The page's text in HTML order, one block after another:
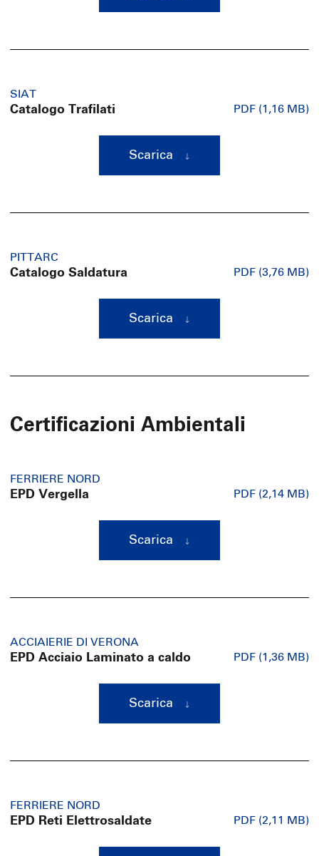
SIAT
Catalogo Trafilati PDF (1,16 MB)
Scarica
PITTARC
Catalogo Saldatura PDF (3,76 MB)
Scarica
Certificazioni Ambientali
FERRIERE NORD
EPD Vergella PDF (2,14 MB)
Scarica
ACCIAIERIE DI VERONA
EPD Acciaio Laminato a caldo PDF (1,36 MB)
Scarica
FERRIERE NORD
EPD Reti Elettrosaldate PDF (2,11 MB)